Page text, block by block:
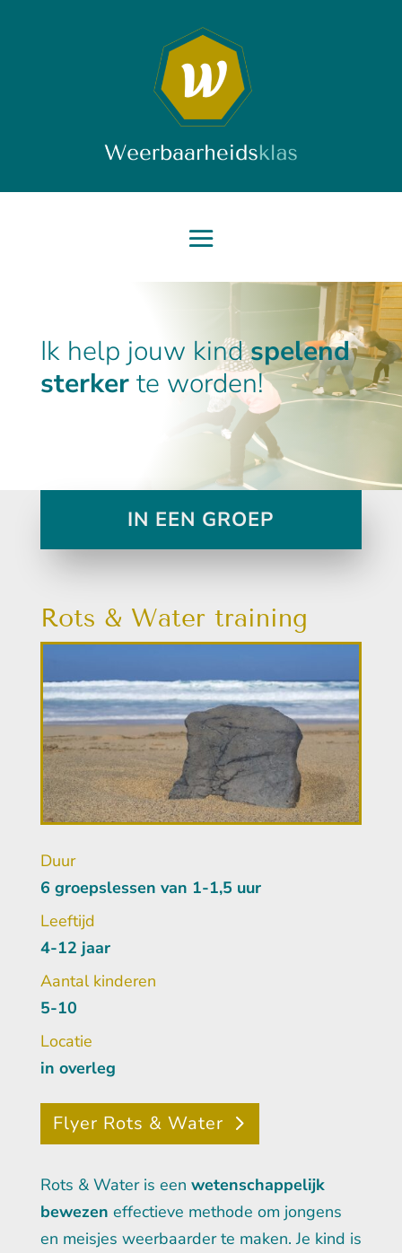
Ik help jouw kindspelend
sterkerte worden!
IN EEN GROEP
Rots & Water training
Duur
6 groepslessen van 1-1,5 uur
Leeftijd
4-12 jaar
Aantal kinderen
5-10
Locatie
in overleg
Flyer Rots & Water
Rots & Water is een wetenschappelijk
bewezen effectieve methode om jongens
en meisjes weerbaarder te maken. Je kind is